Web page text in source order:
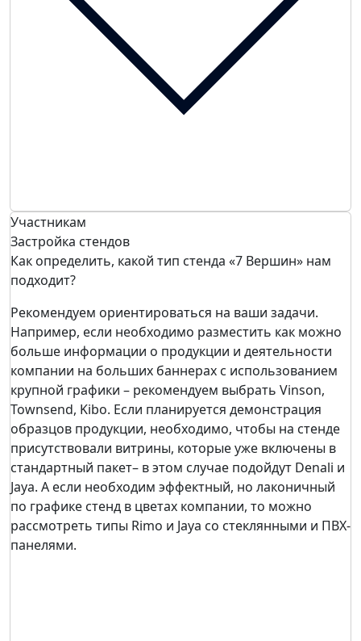
Участникам
Застройка стендов
Как определить, какой тип стенда «7 Вершин» нам
подходит?
Рекомендуем ориентироваться на ваши задачи.
Например, если необходимо разместить как можно
больше информации о продукции и деятельности
компании на больших баннерах с использованием
крупной графики – рекомендуем выбрать Vinson,
Townsend, Kibo. Если планируется демонстрация
образцов продукции, необходимо, чтобы на стенде
присутствовали витрины, которые уже включены в
стандартный пакет– в этом случае подойдут Denali и
Jaya. А если необходим эффектный, но лаконичный
по графике стенд в цветах компании, то можно
рассмотреть типы Rimo и Jaya со стеклянными и ПВХ-
панелями.